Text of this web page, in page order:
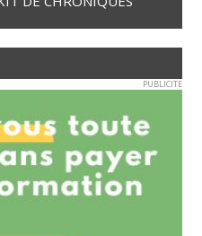
PUBLICITE